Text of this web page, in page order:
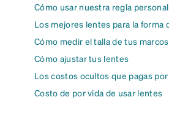
Cómo usar nuestra regla
Los mejores lentes para la forma
Cómo medir el talla de tus marcos
Cómo ajustar tus lentes
Los costos ocultos que pagas
Costo de por vida de usar lentes